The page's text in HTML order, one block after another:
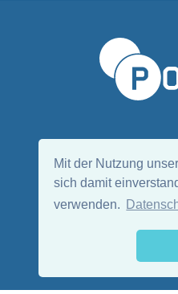
Mit der Nutzung
sich damit
verwenden.